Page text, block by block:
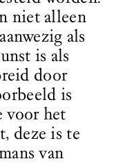
niet alleen
als
is als
door
is
voor het
deze is te
van